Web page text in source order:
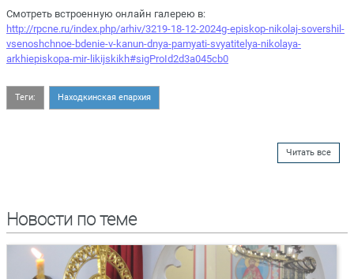
Смотреть встроенную онлайн галерею в:
http://rpcne.ru/index.php/arhiv/3219-18-12-2024g-episkop-nikolaj-sovershil-
vsenoshchnoe-bdenie-v-kanun-dnya-pamyati-svyatitelya-nikolaya-
arkhiepiskopa-mir-likijskikh#sigProId2d3a045cb0
Теги: Находкинская епархия
Читать все
Новости по теме